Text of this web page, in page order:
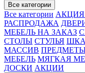
Все категории
Все категории
РАСПРОДАЖА
МЕБЕЛЬ НА ЗАКАЗ
СТОЛЫ СТУЛЬЯ
МАССИВ
МЕБЕЛЬ МЯГКАЯ
ДОСКИ АКЦИИ